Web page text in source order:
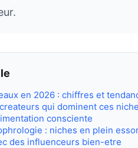
en 2026 : chiffres et
qui dominent ces
consciente
: niches en plein
des influenceurs bien-etre